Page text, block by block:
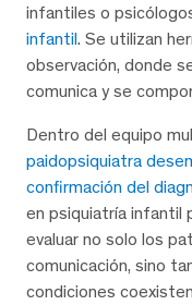
infantiles o
infantil. Se utilizan
observación, donde
comunica y se
Dentro del equipo
paidopsiquiatra
confirmación del
en psiquiatría infantil
evaluar no solo los
comunicación, sino
condiciones